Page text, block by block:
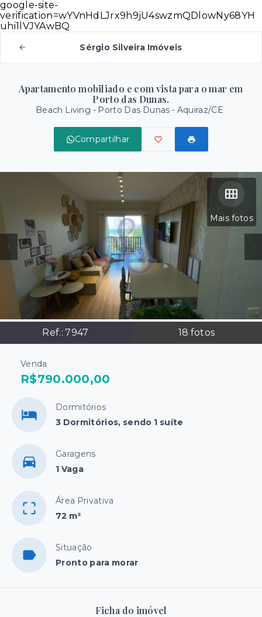
google-site-
verification=wYVnHdLJrx9h9jU4swzmQDlowNy68YH
uhi1lVJYAwBQ
Sérgio Silveira Imóveis
Apartamento mobiliado e com vista para o mar em
Porto das Dunas.
Beach Living - Porto Das Dunas - Aquiraz/CE
Compartilhar
Mais fotos
Ref.:7947 18 fotos
Venda
R$790.000,00
Dormitórios
3 Dormitórios, sendo 1 suíte
Garagens
1 Vaga
Área Privativa
72 m²
Situação
Pronto para morar
Ficha do imóvel